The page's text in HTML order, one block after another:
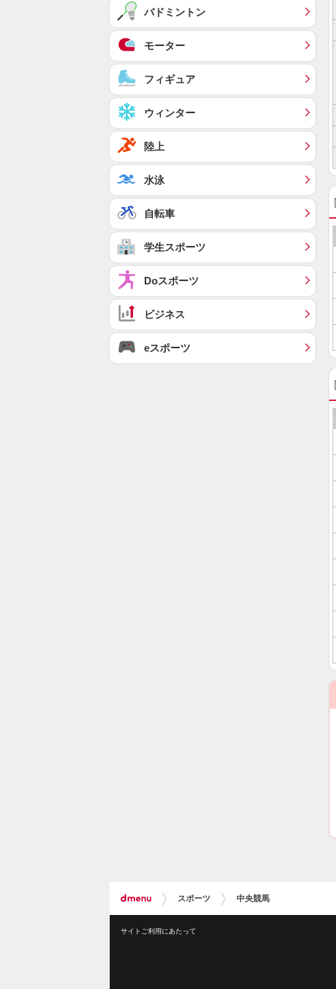
バドミントン
モーター
フィギュア
ウィンター
陸上
水泳
自転車
学生スポーツ
Doスポーツ
ビジネス
eスポーツ
スポーツ 中央競馬
サイトご利用にあたって